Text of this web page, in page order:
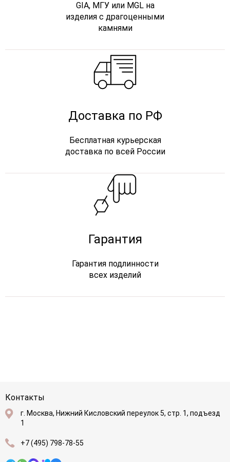
GIA, МГУ или MGL на
изделия с драгоценными
камнями
Доставка по РФ
Бесплатная курьерская
доставка по всей России
Гарантия
Гарантия подлинности
всех изделий
Контакты
г. Москва, Нижний Кисловский переулок 5, стр. 1, подъезд
1
+7 (495) 798-78-55